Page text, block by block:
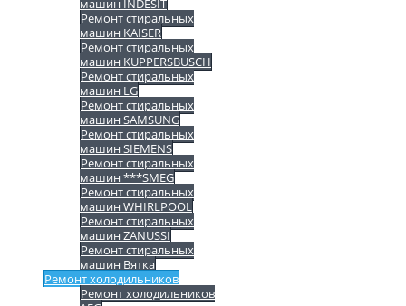
машин INDESIT
Ремонт стиральных
машин KAISER
Ремонт стиральных
машин KUPPERSBUSCH
Ремонт стиральных
машин LG
Ремонт стиральных
машин SAMSUNG
Ремонт стиральных
машин SIEMENS
Ремонт стиральных
машин ***SMEG
Ремонт стиральных
машин WHIRLPOOL
Ремонт стиральных
машин ZANUSSI
Ремонт стиральных
машин Вятка
Ремонт холодильников
Ремонт холодильников